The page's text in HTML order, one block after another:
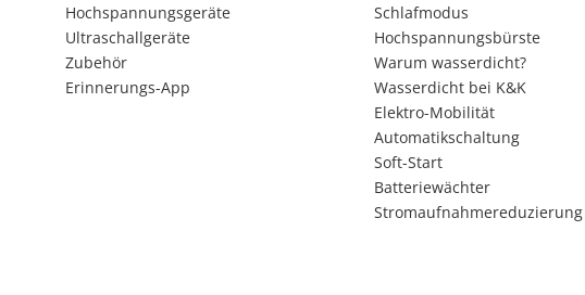
Hochspannungsgeräte
Ultraschallgeräte
Zubehör
Erinnerungs-App
Schlafmodus
Hochspannungsbürste
Warum wasserdicht?
Wasserdicht bei K&K
Elektro-Mobilität
Automatikschaltung
Soft-Start
Batteriewächter
Stromaufnahmereduzierung